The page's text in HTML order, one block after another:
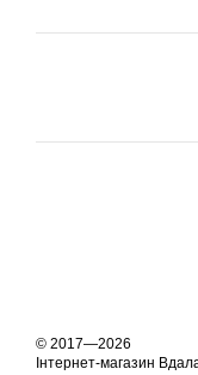
© 2017—2026
Інтернет-магазин